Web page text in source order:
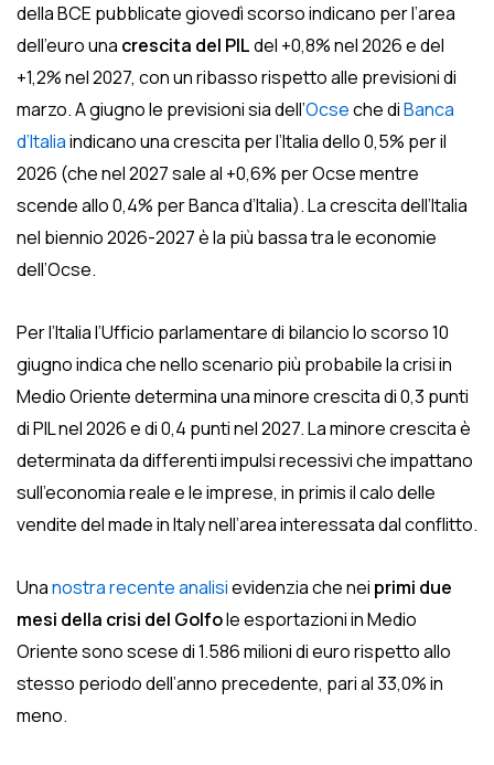
della BCE pubblicate giovedì scorso indicano per l’area
dell’euro una crescita del PILdel +0,8% nel 2026 e del
+1,2% nel 2027, con un ribasso rispetto alle previsioni di
marzo. A giugno le previsioni sia dell’Ocseche diBanca
d’Italiaindicano una crescita per l’Italia dello 0,5% per il
2026 (che nel 2027 sale al +0,6% per Ocse mentre
scende allo 0,4% per Banca d’Italia). La crescita dell’Italia
nel biennio 2026-2027 è la più bassa tra le economie
dell’Ocse.
Per l’Italia l’Ufficio parlamentare di bilancio lo scorso 10
giugno indica che nello scenario più probabile la crisi in
Medio Oriente determina una minore crescita di 0,3 punti
di PIL nel 2026 e di 0,4 punti nel 2027. La minore crescita è
determinata da differenti impulsi recessivi che impattano
sull’economia reale e le imprese, in primis il calo delle
vendite del made in Italy nell’area interessata dal conflitto.
Unanostra recente analisievidenzia che nei primi due
mesi della crisi del Golfole esportazioni in Medio
Oriente sono scese di 1.586 milioni di euro rispetto allo
stesso periodo dell’anno precedente, pari al 33,0% in
meno.